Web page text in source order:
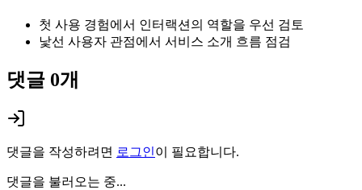
첫 사용 경험에서 인터랙션의 역할을 우선 검토
낯선 사용자 관점에서 서비스 소개 흐름 점검
댓글 0개
댓글을 작성하려면 로그인이 필요합니다.
댓글을 불러오는 중...